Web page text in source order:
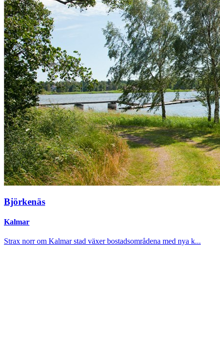
Björkenäs
Kalmar
Strax norr om Kalmar stad växer bostadsområdena med nya k...